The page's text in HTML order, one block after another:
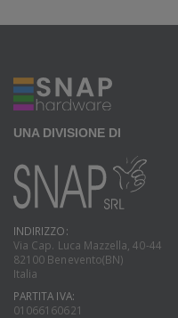
UNA DIVISIONE DI
INDIRIZZO:
Via Cap. Luca Mazzella, 40-44
82100 Benevento(BN)
Italia
PARTITA IVA:
01066160621